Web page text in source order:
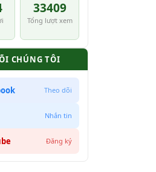
33409
Tổng lượt xem
CHÚNG TÔI
Theo dõi
Nhắn tin
Đăng ký